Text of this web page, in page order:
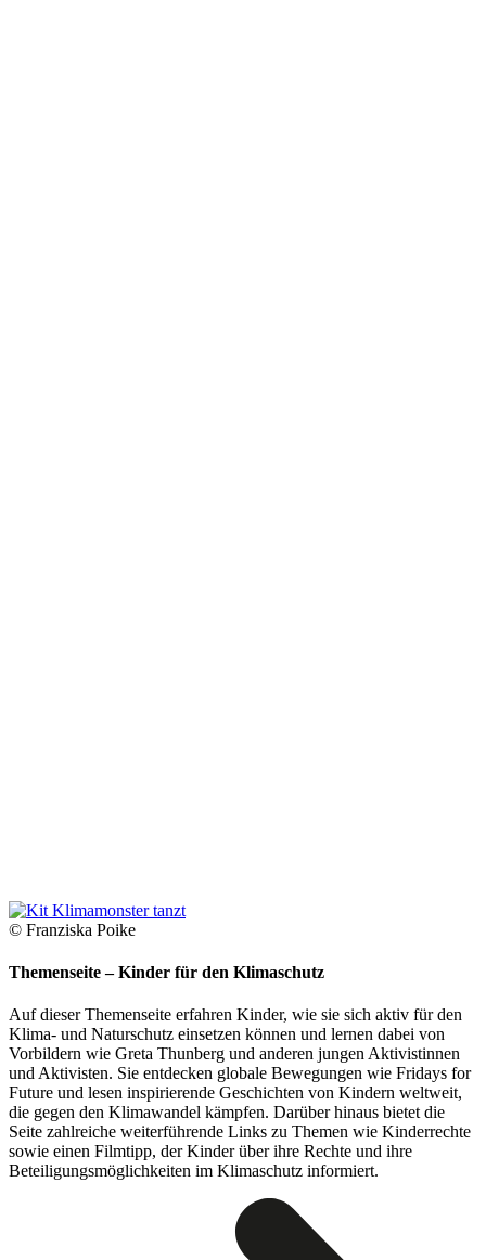
© Franziska Poike
Themenseite – Kinder für den Klimaschutz
Auf dieser Themenseite erfahren Kinder, wie sie sich aktiv für den
Klima- und Naturschutz einsetzen können und lernen dabei von
Vorbildern wie Greta Thunberg und anderen jungen Aktivistinnen
und Aktivisten. Sie entdecken globale Bewegungen wie Fridays for
Future und lesen inspirierende Geschichten von Kindern weltweit,
die gegen den Klimawandel kämpfen. Darüber hinaus bietet die
Seite zahlreiche weiterführende Links zu Themen wie Kinderrechte
sowie einen Filmtipp, der Kinder über ihre Rechte und ihre
Beteiligungsmöglichkeiten im Klimaschutz informiert.